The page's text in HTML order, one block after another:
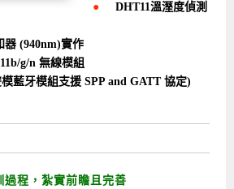
● DHT11溫溼度偵測
(940nm)實作
g/n 無線模組
藍牙模組支援 SPP and GATT 協定)
過程，紮實前瞻且完善